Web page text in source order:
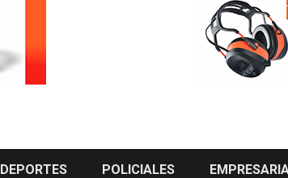
DEPORTES POLICIALES